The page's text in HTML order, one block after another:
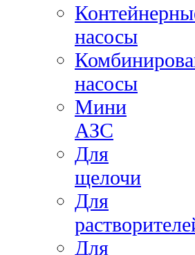
насосы
насосы
Мини
АЗС
Для
щелочи
Для
Для